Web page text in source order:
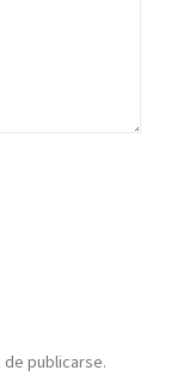
publicarse.